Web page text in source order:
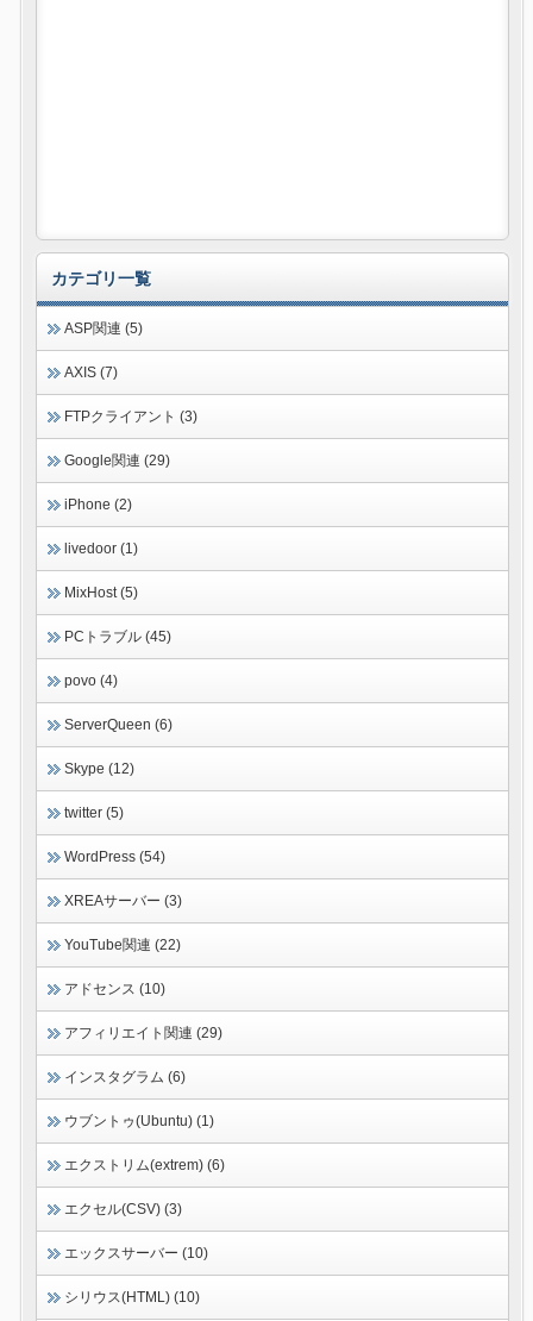
カテゴリ一覧
ASP関連 (5)
AXIS (7)
FTPクライアント (3)
Google関連 (29)
iPhone (2)
livedoor (1)
MixHost (5)
PCトラブル (45)
povo (4)
ServerQueen (6)
Skype (12)
twitter (5)
WordPress (54)
XREAサーバー (3)
YouTube関連 (22)
アドセンス (10)
アフィリエイト関連 (29)
インスタグラム (6)
ウブントゥ(Ubuntu) (1)
エクストリム(extrem) (6)
エクセル(CSV) (3)
エックスサーバー (10)
シリウス(HTML) (10)